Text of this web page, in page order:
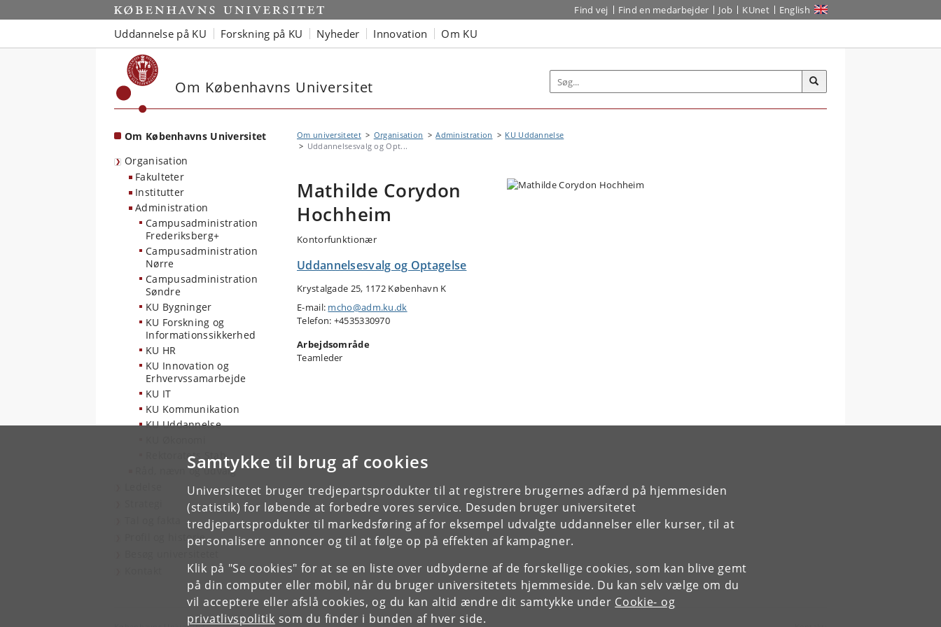
Samtykke til brug af cookies
Universitetet bruger tredjepartsprodukter til at registrere brugernes adfærd på hjemmesiden
(statistik) for løbende at forbedre vores service. Desuden bruger universitetet
tredjepartsprodukter til markedsføring af for eksempel udvalgte uddannelser eller kurser, til at
personalisere annoncer og til at følge op på effekten af kampagner.
Klik på "Se cookies" for at se en liste over udbyderne af de forskellige cookies, som kan blive gemt
på din computer eller mobil, når du bruger universitetets hjemmeside. Du kan selv vælge om du
vil acceptere eller afslå cookies, og du kan altid ændre dit samtykke under Cookie- og
privatlivspolitik som du finder i bunden af hver side.
Start Find vej Find en medarbejder Job KUnet English
Uddannelse på KU Forskning på KU Nyheder Innovation Om KU
Om Københavns Universitet
Om Københavns Universitet
Organisation
Fakulteter
Institutter
Administration
Campusadministration
Frederiksberg+
Campusadministration
Nørre
Campusadministration
Søndre
KU Bygninger
KU Forskning og
Informationssikkerhed
KU HR
KU Innovation og
Erhvervssamarbejde
KU IT
KU Kommunikation
KU Uddannelse
Rektoratets Stab
Råd, nævn og udvalg
Profil og historie
Om universitetet Organisation Administration
KU Uddannelse
Uddannelsesvalg og Opt...
Mathilde Corydon
Hochheim
Kontorfunktionær
Uddannelsesvalg og Optagelse
Krystalgade 25, 1172 København K
E-mail: mcho@adm.ku.dk
Telefon: +4535330970
Arbejdsområde
Teamleder